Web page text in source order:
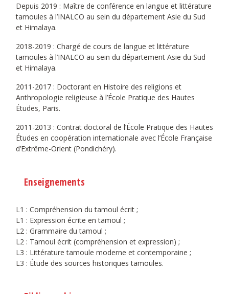
Depuis 2019 : Maître de conférence en langue et littérature
tamoules à l’INALCO au sein du département Asie du Sud
et Himalaya.
2018-2019 : Chargé de cours de langue et littérature
tamoules à l’INALCO au sein du département Asie du Sud
et Himalaya.
2011-2017 : Doctorant en Histoire des religions et
Anthropologie religieuse à l’École Pratique des Hautes
Études, Paris.
2011-2013 : Contrat doctoral de l’École Pratique des Hautes
Études en coopération internationale avec l’École Française
d’Extrême-Orient (Pondichéry).
Enseignements
L1 : Compréhension du tamoul écrit ;
L1 : Expression écrite en tamoul ;
L2 : Grammaire du tamoul ;
L2 : Tamoul écrit (compréhension et expression) ;
L3 : Littérature tamoule moderne et contemporaine ;
L3 : Étude des sources historiques tamoules.